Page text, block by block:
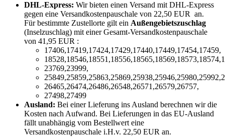
DHL-Express: Wir bieten einen Versand mit DHL-Express
gegen eine Versandkostenpauschale von 22,50 EUR an.
Für bestimmte Zustellorte gilt ein Außengebietszuschlag
(Inselzuschlag) mit einer Gesamt-Versandkostenpauschale
von 41,95 EUR :
17406,17419,17424,17429,17440,17449,17454,17459,
23769,23999,
26465,26474,26486,26548,26571,26579,26757,
27498,27499
Ausland: Bei einer Lieferung ins Ausland berechnen wir die
Kosten nach Aufwand. Bei Lieferungen in das EU-Ausland
fällt unabhängig vom Bestellwert eine
Versandkostenpauschale i.H.v. 22,50 EUR an.